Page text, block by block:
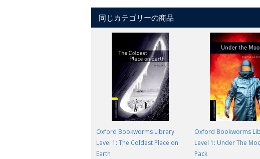
同じカテゴリーの商品
Oxford Bookworms Library
Level 1: The Coldest Place on
Earth
Oxford Bookworms
Level 1: Under The
Pack